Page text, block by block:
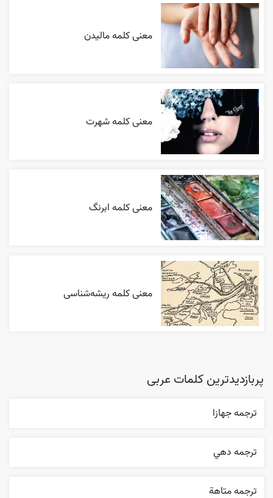
معنی کلمه مالیدن
معنی کلمه شهرت
معنی کلمه ابرنگ
معنی کلمه ریشه‌شناسی
پربازدیدترین کلمات عربی
ترجمه جهازا
ترجمه دهي
ترجمه متاهة